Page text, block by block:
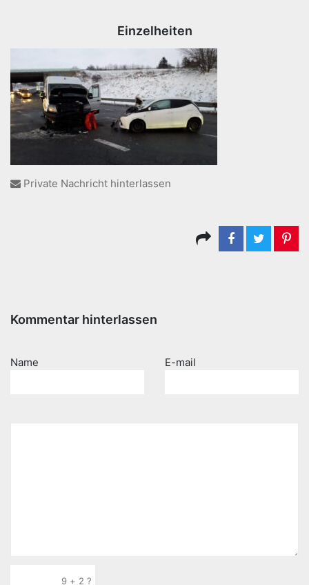
Einzelheiten
Private Nachricht hinterlassen
Kommentar hinterlassen
Name E-mail